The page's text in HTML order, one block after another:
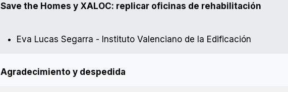
Save the Homes y XALOC: replicar oficinas de rehabilitación
Eva Lucas Segarra - Instituto Valenciano de la Edificación
Agradecimiento y despedida​